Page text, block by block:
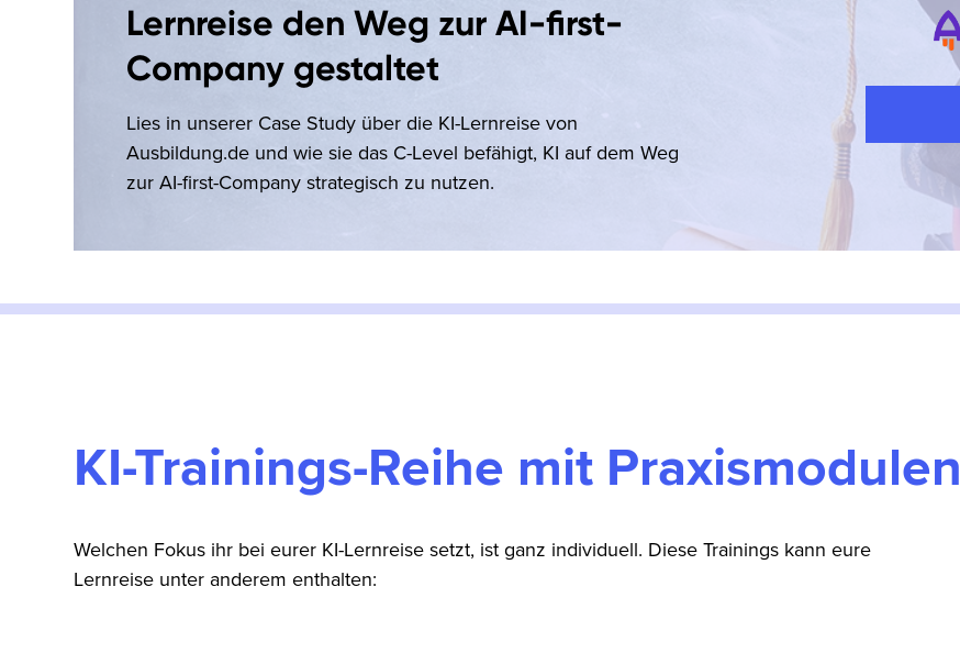
Lernreise den Weg zur AI-first-
Company gestaltet
Lies in unserer Case Study über die KI-Lernreise von
Ausbildung.de und wie sie das C-Level befähigt, KI auf dem Weg
zur AI-first-Company strategisch zu nutzen.
KI-Trainings-Reihe mit Praxismodulen
Welchen Fokus ihr bei eurer KI-Lernreise setzt, ist ganz individuell. Diese Trainings kann eure
Lernreise unter anderem enthalten: